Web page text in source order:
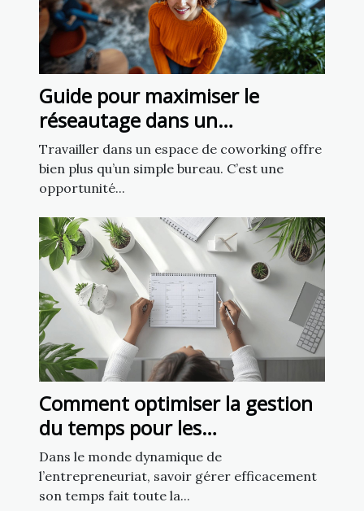
Guide pour maximiser le
réseautage dans un
environnement de coworking
Travailler dans un espace de coworking offre
bien plus qu’un simple bureau. C’est une
opportunité...
Comment optimiser la gestion
du temps pour les
entrepreneurs ?
Dans le monde dynamique de
l’entrepreneuriat, savoir gérer efficacement
son temps fait toute la...